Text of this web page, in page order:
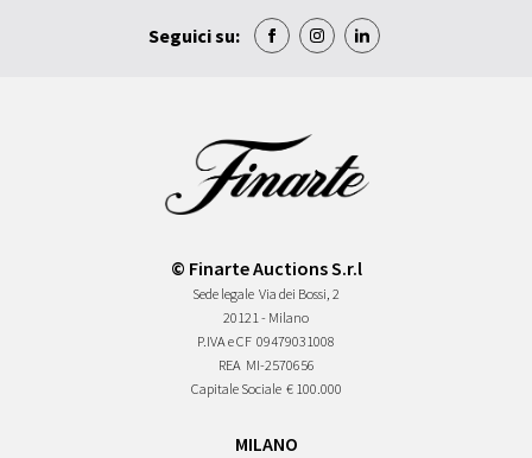
Seguici su:
© Finarte Auctions S.r.l
Sede legale Via dei Bossi, 2
20121 - Milano
P.IVA e CF 09479031008
REA MI-2570656
Capitale Sociale € 100.000
MILANO